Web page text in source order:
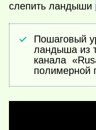
слепить ландыши
Пошаговый
ландыша из
канала
полимерной